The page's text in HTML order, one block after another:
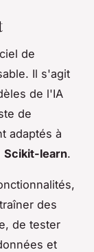
de
Il s'agit
de l'IA
de
adaptés à
Scikit-learn.
des
de tester
et